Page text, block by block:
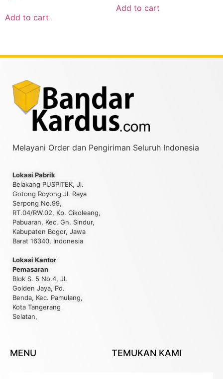
Add to cart
Add to cart
Melayani Order dan Pengiriman Seluruh Indonesia
Lokasi Pabrik
Belakang PUSPITEK, Jl.
Gotong Royong Jl. Raya
Serpong No.99,
RT.04/RW.02, Kp. Cikoleang,
Pabuaran, Kec. Gn. Sindur,
Kabupaten Bogor, Jawa
Barat 16340, Indonesia
Lokasi Kantor
Pemasaran
Blok S. 5 No.4, Jl.
Golden Jaya, Pd.
Benda, Kec. Pamulang,
Kota Tangerang
Selatan,
MENU TEMUKAN KAMI